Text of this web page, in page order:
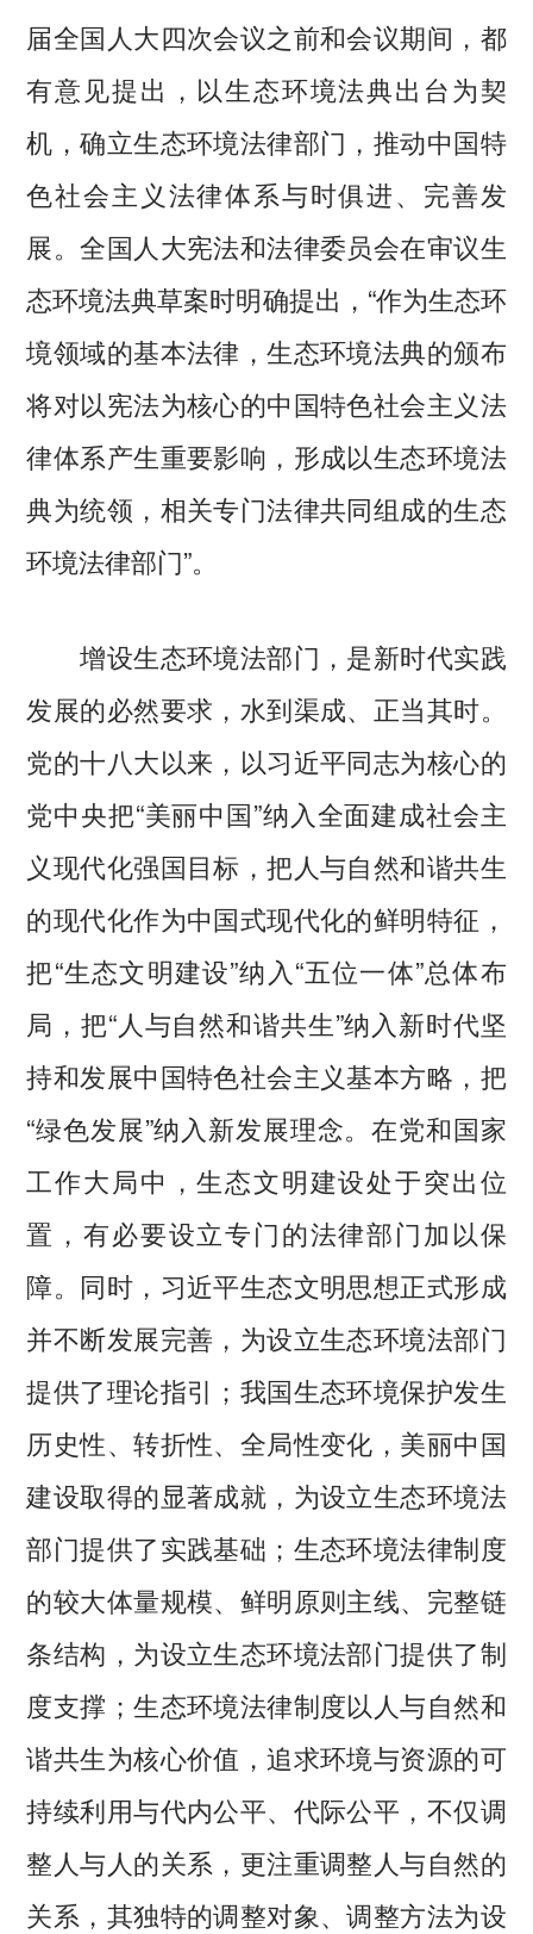
届全国人大四次会议之前和会议期间，都
有意见提出，以生态环境法典出台为契
机，确立生态环境法律部门，推动中国特
色社会主义法律体系与时俱进、完善发
展。全国人大宪法和法律委员会在审议生
态环境法典草案时明确提出，“作为生态环
境领域的基本法律，生态环境法典的颁布
将对以宪法为核心的中国特色社会主义法
律体系产生重要影响，形成以生态环境法
典为统领，相关专门法律共同组成的生态
环境法律部门”。
增设生态环境法部门，是新时代实践
发展的必然要求，水到渠成、正当其时。
党的十八大以来，以习近平同志为核心的
党中央把“美丽中国”纳入全面建成社会主
义现代化强国目标，把人与自然和谐共生
的现代化作为中国式现代化的鲜明特征，
把“生态文明建设”纳入“五位一体”总体布
局，把“人与自然和谐共生”纳入新时代坚
持和发展中国特色社会主义基本方略，把
“绿色发展”纳入新发展理念。在党和国家
工作大局中，生态文明建设处于突出位
置，有必要设立专门的法律部门加以保
障。同时，习近平生态文明思想正式形成
并不断发展完善，为设立生态环境法部门
提供了理论指引；我国生态环境保护发生
历史性、转折性、全局性变化，美丽中国
建设取得的显著成就，为设立生态环境法
部门提供了实践基础；生态环境法律制度
的较大体量规模、鲜明原则主线、完整链
条结构，为设立生态环境法部门提供了制
度支撑；生态环境法律制度以人与自然和
谐共生为核心价值，追求环境与资源的可
持续利用与代内公平、代际公平，不仅调
整人与人的关系，更注重调整人与自然的
关系，其独特的调整对象、调整方法为设